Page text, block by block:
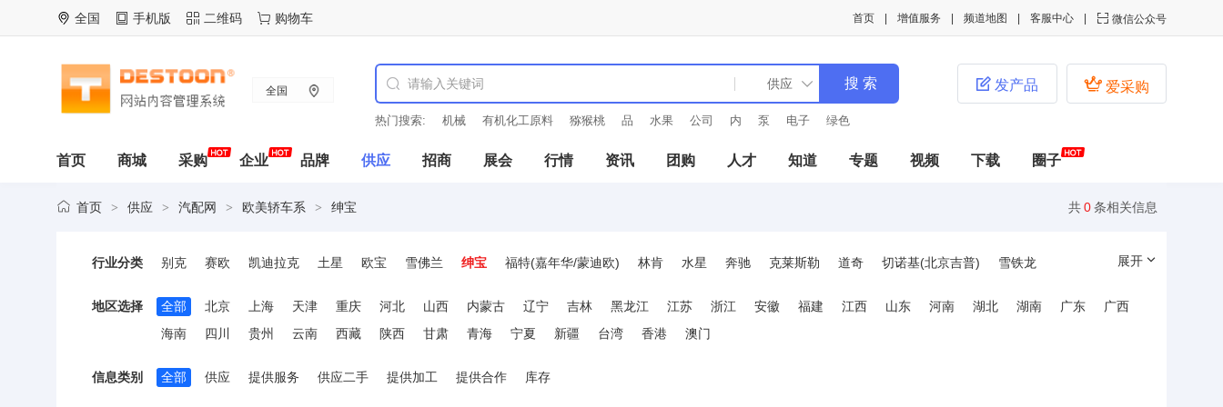
全国 手机版 二维码 购物车  微信公众号
客服中心
频道地图
增值服务
首页
全国
热门搜索: 机械 有机化工原料 猕猴桃 品 水果 公司 内 泵 电子 绿色
 爱采购
 发产品
首页 商城 采购 企业 品牌 供应 招商 展会 行情 资讯 团购 人才 知道 专题 视频 下载 圈子
共0条相关信息
首页 > 供应 > 汽配网 > 欧美轿车系 > 绅宝
行业分类 别克 赛欧 凯迪拉克 土星 欧宝 雪佛兰 绅宝 福特(嘉年华/蒙迪欧) 林肯 水星 奔驰 克莱斯勒 道奇 切诺基(北京吉普)
雪铁龙
展开
地区选择 全部 北京 上海 天津 重庆 河北 山西 内蒙古 辽宁 吉林 黑龙江 江苏 浙江 安徽 福建 江西 山东 河南 湖北 湖南 广东
广西
海南
四川 贵州 云南 西藏 陕西 甘肃 青海 宁夏 新疆 台湾 香港 澳门
信息类别 全部 供应 提供服务 供应二手 提供加工 提供合作 库存